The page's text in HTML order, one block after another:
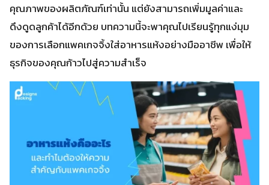
คุณภาพของผลิตภัณฑ์เท่านั้น แต่ยังสามารถเพิ่มมูลค่าและ
ดึงดูดลูกค้าได้อีกด้วย บทความนี้จะพาคุณไปเรียนรู้ทุกแง่มุม
ของการเลือกแพคเกจจิ้งใส่อาหารแห้งอย่างมืออาชีพ เพื่อให้
ธุรกิจของคุณก้าวไปสู่ความสำเร็จ